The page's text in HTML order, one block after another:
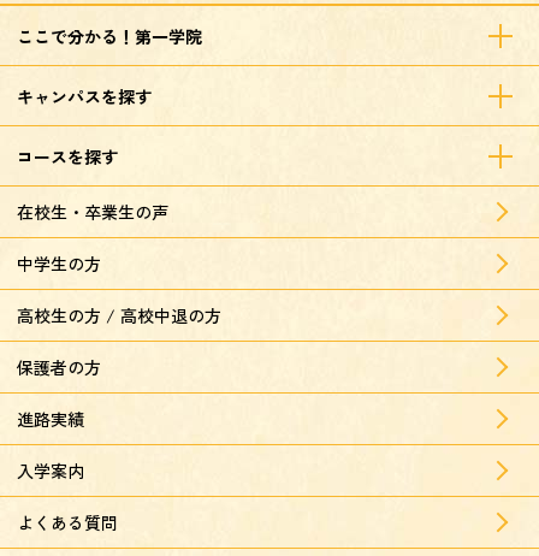
ここで分かる！第一学院
キャンパスを探す
コースを探す
在校生・卒業生の声
中学生の方
高校生の方 / 高校中退の方
保護者の方
進路実績
入学案内
よくある質問